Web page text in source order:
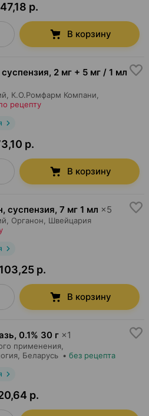
р.
В корзину
, 2 мг + 5 мг / 1 мл
К.О.Ромфарм Компани
рецепту
р.
В корзину
суспензия, 7 мг 1 мл ×5
Органон , Швейцария
р.
В корзину
, 0.1% 30 г ×1
применения,
, Беларусь • без рецепта
р.